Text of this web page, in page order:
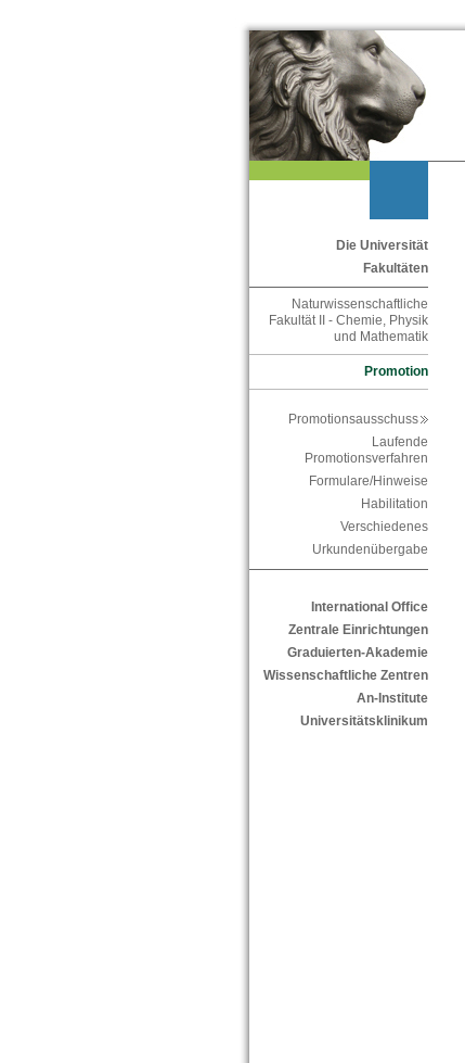
Die Universität
Fakultäten
Naturwissenschaftliche
Fakultät II - Chemie, Physik
und Mathematik
Promotion
Promotionsausschuss
Laufende
Promotionsverfahren
Formulare/Hinweise
Habilitation
Verschiedenes
Urkundenübergabe
International Office
Zentrale Einrichtungen
Graduierten-Akademie
Wissenschaftliche Zentren
An-Institute
Universitätsklinikum